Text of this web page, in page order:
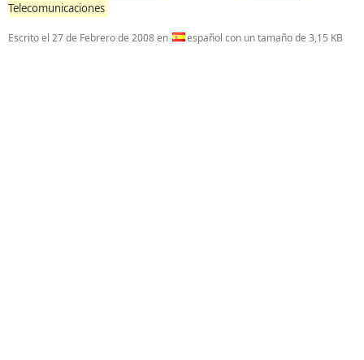
Telecomunicaciones
Escrito el 27 de Febrero de 2008en español con un tamaño de 3,15 KB